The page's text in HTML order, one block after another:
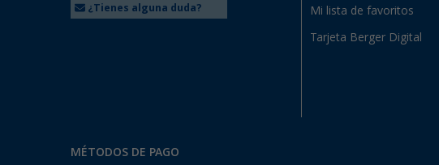
¿Tienes alguna duda? Mi lista de favoritos
Tarjeta Berger Digital
MÉTODOS DE PAGO